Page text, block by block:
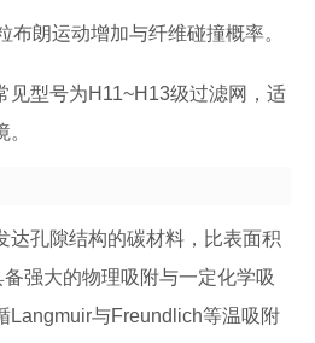
布朗运动增加与纤维碰撞概率。
见型号为H11~H13级过滤网，适
达孔隙结构的碳材料，比表面积
强大的物理吸附与一定化学吸
Langmuir与Freundlich等温吸附